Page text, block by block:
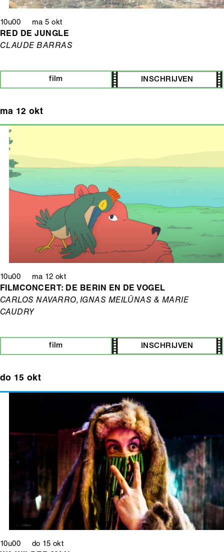
10u00 ma 5 okt
RED DE JUNGLE
CLAUDE BARRAS
film INSCHRIJVEN
ma 12 okt
10u00 ma 12 okt
FILMCONCERT: DE BERIN EN DE VOGEL
CARLOS NAVARRO, IGNAS MEILŪNAS & MARIE
CAUDRY
film INSCHRIJVEN
do 15 okt
10u00 do 15 okt